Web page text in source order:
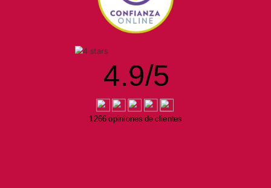
4.9/5
1266 opiniones de clientes